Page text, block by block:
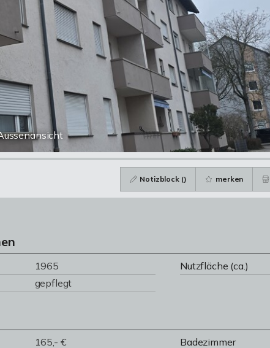
Notizblock () merken
1965 Nutzfläche (ca.)
gepflegt
165,- € Badezimmer